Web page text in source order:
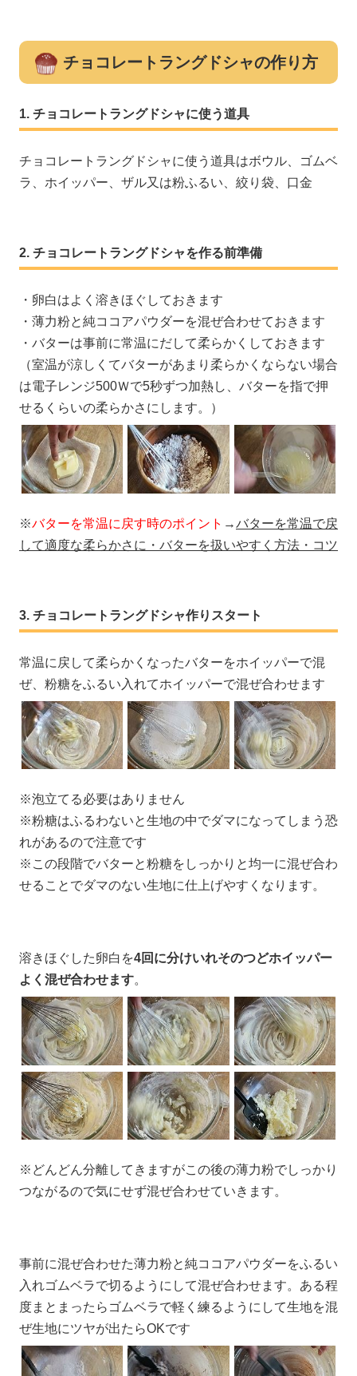
チョコレートラングドシャの作り方
チョコレートラングドシャに使う道具
チョコレートラングドシャに使う道具はボウル、ゴムベ
ラ、ホイッパー、ザル又は粉ふるい、絞り袋、口金
チョコレートラングドシャを作る前準備
・卵白はよく溶きほぐしておきます
・薄力粉と純ココアパウダーを混ぜ合わせておきます
・バターは事前に常温にだして柔らかくしておきます
（室温が涼しくてバターがあまり柔らかくならない場合
は電子レンジ500Ｗで5秒ずつ加熱し、バターを指で押
せるくらいの柔らかさにします。）
※バターを常温に戻す時のポイント →バターを常温で戻
して適度な柔らかさに・バターを扱いやすく方法・コツ
チョコレートラングドシャ作りスタート
常温に戻して柔らかくなったバターをホイッパーで混
ぜ、粉糖をふるい入れてホイッパーで混ぜ合わせます
※泡立てる必要はありません
※粉糖はふるわないと生地の中でダマになってしまう恐
れがあるので注意です
※この段階でバターと粉糖をしっかりと均一に混ぜ合わ
せることでダマのない生地に仕上げやすくなります。
溶きほぐした卵白を4回に分けいれそのつどホイッパー
よく混ぜ合わせます。
※どんどん分離してきますがこの後の薄力粉でしっかり
つながるので気にせず混ぜ合わせていきます。
事前に混ぜ合わせた薄力粉と純ココアパウダーをふるい
入れゴムベラで切るようにして混ぜ合わせます。ある程
度まとまったらゴムベラで軽く練るようにして生地を混
ぜ生地にツヤが出たらOKです